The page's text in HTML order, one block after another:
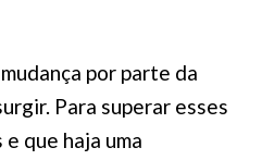
por parte da
Para superar esses
que haja uma